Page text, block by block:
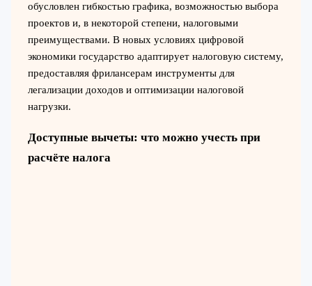
обусловлен гибкостью графика, возможностью выбора
проектов и, в некоторой степени, налоговыми
преимуществами. В новых условиях цифровой
экономики государство адаптирует налоговую систему,
предоставляя фрилансерам инструменты для
легализации доходов и оптимизации налоговой
нагрузки.
Доступные вычеты: что можно учесть при
расчёте налога